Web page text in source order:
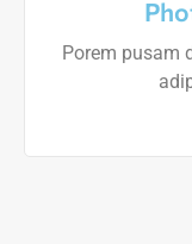
Porem pusam